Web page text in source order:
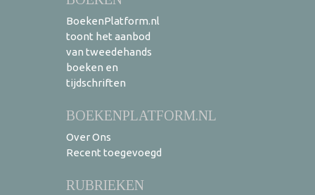
BoekenPlatform.nl
toont het aanbod
van tweedehands
boeken en
tijdschriften
BOEKENPLATFORM.NL
Over Ons
Recent toegevoegd
RUBRIEKEN